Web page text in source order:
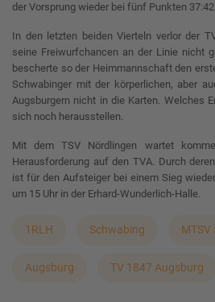
der Vorsprung wieder bei fünf Punkten
In den letzten beiden Vierteln verlor der
seine Freiwurfchancen an der Linie nicht
bescherte so der Heimmannschaft den
Schwabinger mit der körperlichen, aber
Augsburgern nicht in die Karten. Welches
sich noch herausstellen.
Mit dem TSV Nördlingen wartet
Herausforderung auf den TVA. Durch
ist für den Aufsteiger bei einem Sieg
um 15 Uhr in der Erhard-Wunderlich-Halle.
1RLH Schwabing MTSV
Augsburg TV 1847 Augsburg